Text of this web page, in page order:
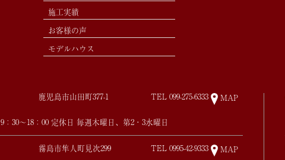
施工実績
お客様の声
モデルハウス
鹿児島市山田町377-1 TEL 099-275-6333 MAP
9：30～18：00 定休日 毎週木曜日、第2・3水曜日
霧島市隼人町見次299 TEL 0995-42-9333 MAP